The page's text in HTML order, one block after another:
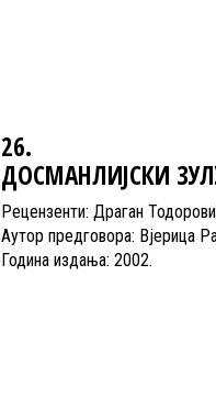
26.
ДОСМАНЛИЈСКИ
Рецензенти: Драган
Аутор предговора: Вјерица
Година издања: 2002.